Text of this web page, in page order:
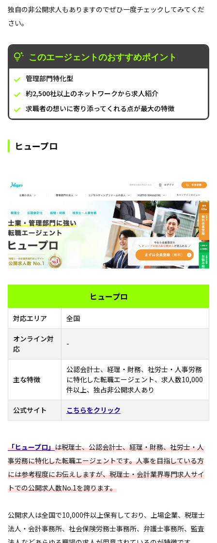
独自の非公開求人もありますのでぜひ一度チェックしてみてくだ
さい。
このエージェントのおすすめポイント
管理部門特化型
約2,500社以上のネットワークから求人紹介
求職者の想いに寄り添ってくれる点が最大の特徴
ヒュープロ
ヒュープロ
対応エリア 全国
オンライン対
応
-
主な特徴
公認会計士、経理・財務、社労士・人事労務
に特化した転職エージェント、求人数10,000
件以上、独占非公開求人あり
公式サイト こちらをクリック
「ヒュープロ」は税理士、公認会計士、経理・財務、社労士・人
事労務に特化した転職エージェントです。人事を目指している方
には参考程度にお伝えしますが、税理士・会計業界専門求人サイ
トでの公開求人数No.1を誇ります。
公開求人は全国で10,000件以上保有しており、上場企業、税理士
法人・会計事務所、社会保険労務士事務所、弁護士事務所、監査